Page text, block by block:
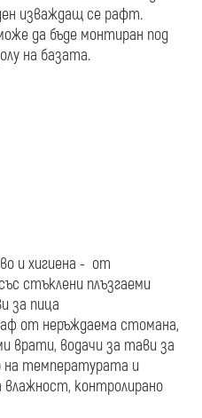
изваждащ се рафт.
да бъде монтиран под
на базата.
и хигиена - от
стъклени плъзгаеми
за пица
от неръждаема стомана,
врати, водачи за тави за
на температурата и
влажност, контролирано